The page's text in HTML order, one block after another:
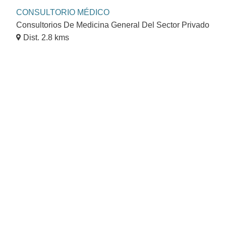
CONSULTORIO MÉDICO
Consultorios De Medicina General Del Sector Privado
Dist. 2.8 kms